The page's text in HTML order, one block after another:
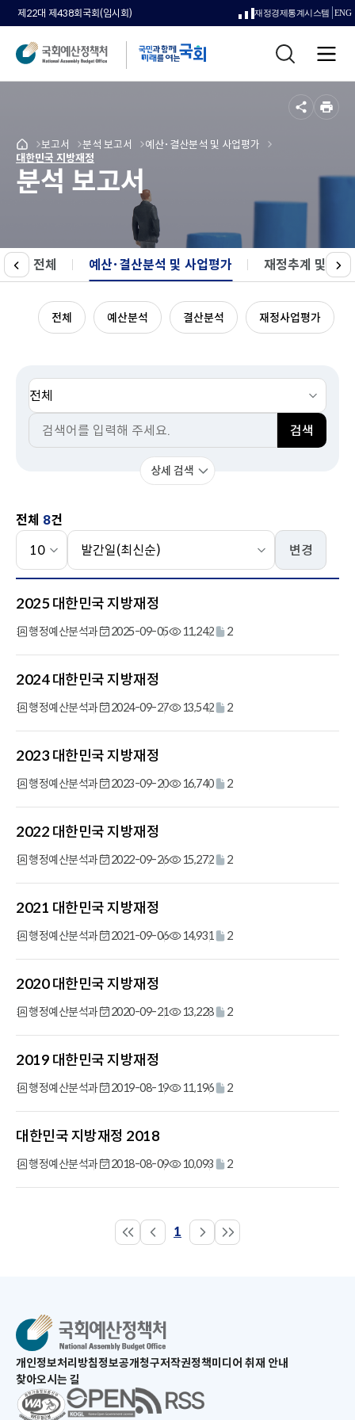
제22대 제438회국회(임시회)
새
으
재정경제통계시스템 ENG
검
전
체
뉴
국
회
예
산
처
메
인
메
뉴
로
보고서
메
뉴
로
이
분석 보고서
메
이
동
예산･결산분석 및 사업평가
메
뉴
로
대한민국 지방재정
분석 보고서
공
인
전체 예산･결산분석 및 사업평가 선택됨재정추계 및 세
이
다
전체 예산분석 결산분석 재정사업평가
이
전
다
음
검
색
류
검
색
검색
상세 검색
전체 8건
건
선
택
정
선
택
변경
호,
보
명,
부
발
간
회
수,
로
구
목
록
2025 대한민국 지방재정
행정예산분석과 2025-09-05 11,242 2
2024 대한민국 지방재정
행정예산분석과 2024-09-27 13,542 2
2023 대한민국 지방재정
행정예산분석과 2023-09-20 16,740 2
2022 대한민국 지방재정
행정예산분석과 2022-09-26 15,272 2
2021 대한민국 지방재정
행정예산분석과 2021-09-06 14,931 2
2020 대한민국 지방재정
행정예산분석과 2020-09-21 13,228 2
2019 대한민국 지방재정
행정예산분석과 2019-08-19 11,196 2
대한민국 지방재정 2018
행정예산분석과 2018-08-09 10,093 2
1
페
개인정보처리방침새
으
로
정보공개청구저작권정책미디어 취재 안내
찾아오시는 길
새
창